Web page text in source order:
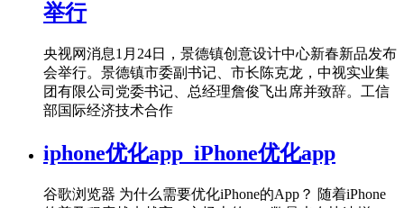
举行
央视网消息1月24日，景德镇创意设计中心新春新品发布
会举行。景德镇市委副书记、市长陈克龙，中视实业集
团有限公司党委书记、总经理詹俊飞出席并致辞。工信
部国际经济技术合作
iphone优化app_iPhone优化app
谷歌浏览器 为什么需要优化iPhone的App？ 随着iPhone